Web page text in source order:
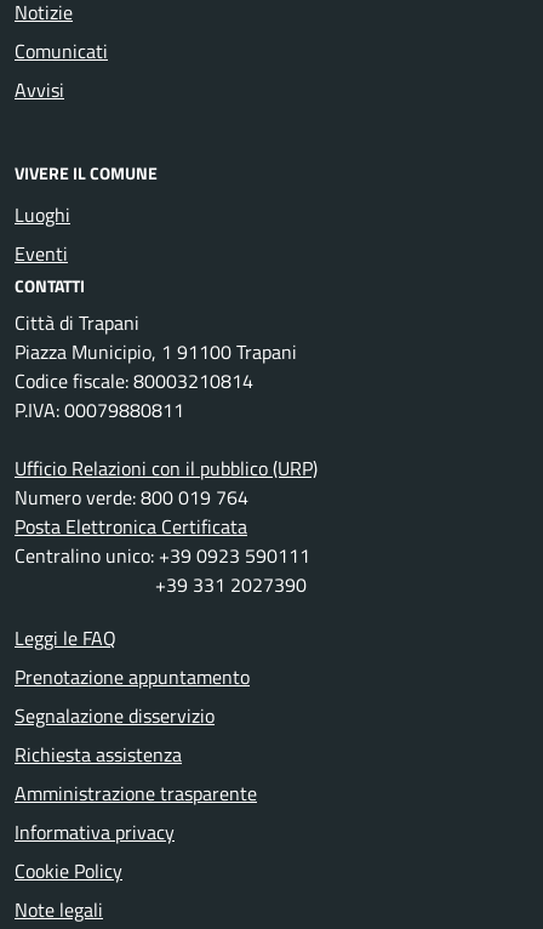
Notizie
Comunicati
Avvisi
VIVERE IL COMUNE
Luoghi
Eventi
CONTATTI
Città di Trapani
Piazza Municipio, 1 91100 Trapani
Codice fiscale: 80003210814
P.IVA: 00079880811
Ufficio Relazioni con il pubblico (URP)
Numero verde: 800 019 764
Posta Elettronica Certificata
Centralino unico: +39 0923 590111
+39 331 2027390
Leggi le FAQ
Prenotazione appuntamento
Segnalazione disservizio
Richiesta assistenza
Amministrazione trasparente
Informativa privacy
Cookie Policy
Note legali